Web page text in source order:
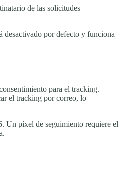
de las solicitudes
desactivado por defecto y funciona
para el tracking.
el tracking por correo, lo
Un píxel de seguimiento requiere el